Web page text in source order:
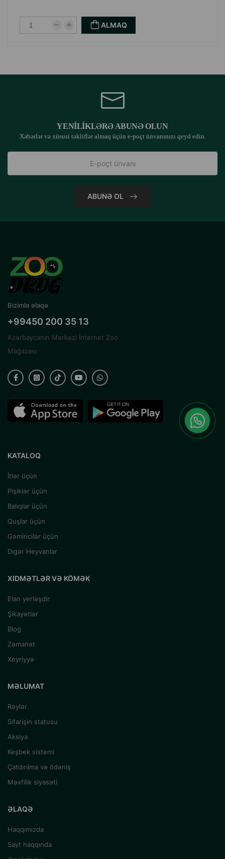
ALMAQ
YENILIKLƏRƏ ABUNƏ OLUN
Xəbərlər və xüsusi təkliflər almaq üçün e-poçt ünvanınızı qeyd edin.
ABUNƏ OL
Bizimlə əlaqə
+99450 200 35 13
Azərbaycanın Mərkəzi İnternet Zoo
Mağazası
KATALOQ
İtlər üçün
Pişiklər üçün
Balıqlar üçün
Quşlar üçün
Gəmiricilər üçün
Digər Heyvanlar
XIDMƏTLƏR VƏ KÖMƏK
Elan yerləşdir
Şikayətlər
Blog
Zəmanət
Xeyriyyə
MƏLUMAT
Rəylər
Sifarişin statusu
Aksiya
Keşbek sistemi
Çatdırılma və ödəniş
Məxfilik siyasəti
ƏLAQƏ
Haqqımızda
Sayt haqqında